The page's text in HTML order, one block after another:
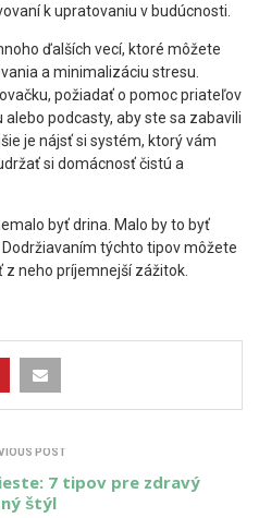
k upratovaniu v budúcnosti.
ďalších vecí, ktoré môžete
a minimalizáciu stresu.
požiadať o pomoc priateľov
podcasty, aby ste sa zabavili
je nájsť si systém, ktorý vám
si domácnosť čistú a
byť drina. Malo by to byť
týchto tipov môžete
neho príjemnejší zážitok.
POST
7 tipov pre zdravý
štýl